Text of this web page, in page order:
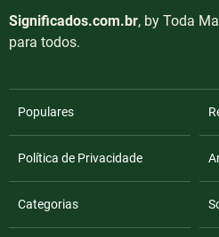
Significados.com.br, by Toda
para todos.
Populares
Política de Privacidade
Categorias